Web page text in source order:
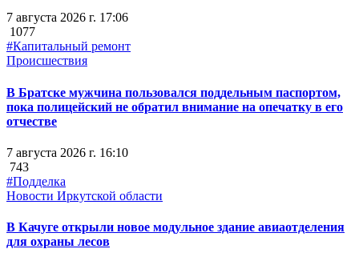
7 августа 2026 г. 17:06
1077
#Капитальный ремонт
Происшествия
В Братске мужчина пользовался поддельным паспортом,
пока полицейский не обратил внимание на опечатку в его
отчестве
7 августа 2026 г. 16:10
743
#Подделка
Новости Иркутской области
В Качуге открыли новое модульное здание авиаотделения
для охраны лесов